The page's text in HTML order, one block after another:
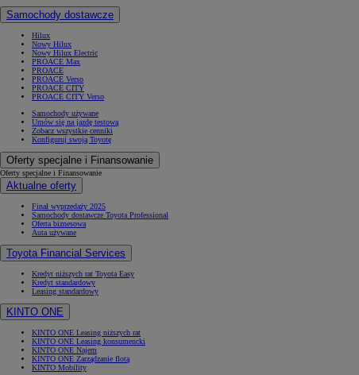
Samochody dostawcze
Hilux
Nowy Hilux
Nowy Hilux Electric
PROACE Max
PROACE
PROACE Verso
PROACE CITY
PROACE CITY Verso
Samochody używane
Umów się na jazdę testową
Zobacz wszystkie cenniki
Konfiguruj swoją Toyotę
Oferty specjalne i Finansowanie
Oferty specjalne i Finansowanie
Aktualne oferty
Finał wyprzedaży 2025
Samochody dostawcze Toyota Professional
Oferta biznesowa
Auta używane
Toyota Financial Services
Kredyt niższych rat Toyota Easy
Kredyt standardowy
Leasing standardowy
KINTO ONE
KINTO ONE Leasing niższych rat
KINTO ONE Leasing konsumencki
KINTO ONE Najem
KINTO ONE Zarządzanie flotą
KINTO Mobility